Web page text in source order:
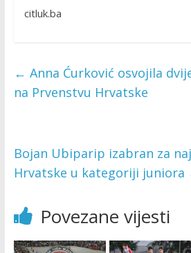
citluk.ba
← Anna Ćurković osvojila
na Prvenstvu Hrvatske
Bojan Ubiparip izabran za
Hrvatske u kategoriji juniora
Povezane vijesti